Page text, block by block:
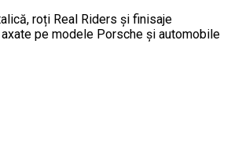
roți Real Riders și finisaje
pe modele Porsche și automobile